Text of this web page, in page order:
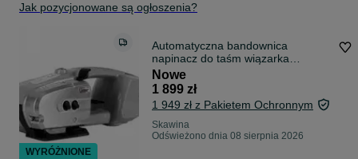
Jak pozycjonowane są ogłoszenia?
Automatyczna bandownica
napinacz do taśm wiązarka
elektryczna !!!
Nowe
1 899 zł
1 949 zł z Pakietem Ochronnym
Skawina
Odświeżono dnia 08 sierpnia 2026
WYRÓŻNIONE